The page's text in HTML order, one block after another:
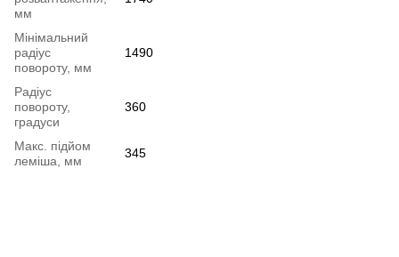
мм
Мінімальний
радіус
повороту, мм
1490
Радіус
повороту,
градуси
360
Макс. підйом
леміша, мм
345